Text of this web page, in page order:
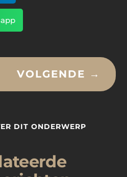
VOLGENDE →
DIT ONDERWERP